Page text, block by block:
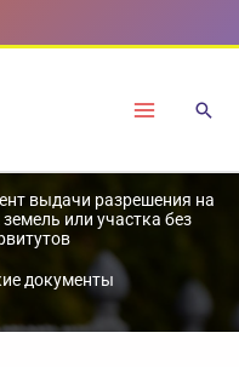
выдачи разрешения на
или участка без
документы